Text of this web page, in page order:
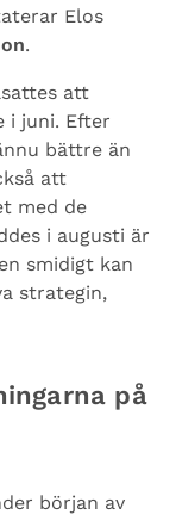
Elos
.
att
i juni. Efter
bättre än
att
med de
i augusti är
smidigt kan
strategin,
på
början av